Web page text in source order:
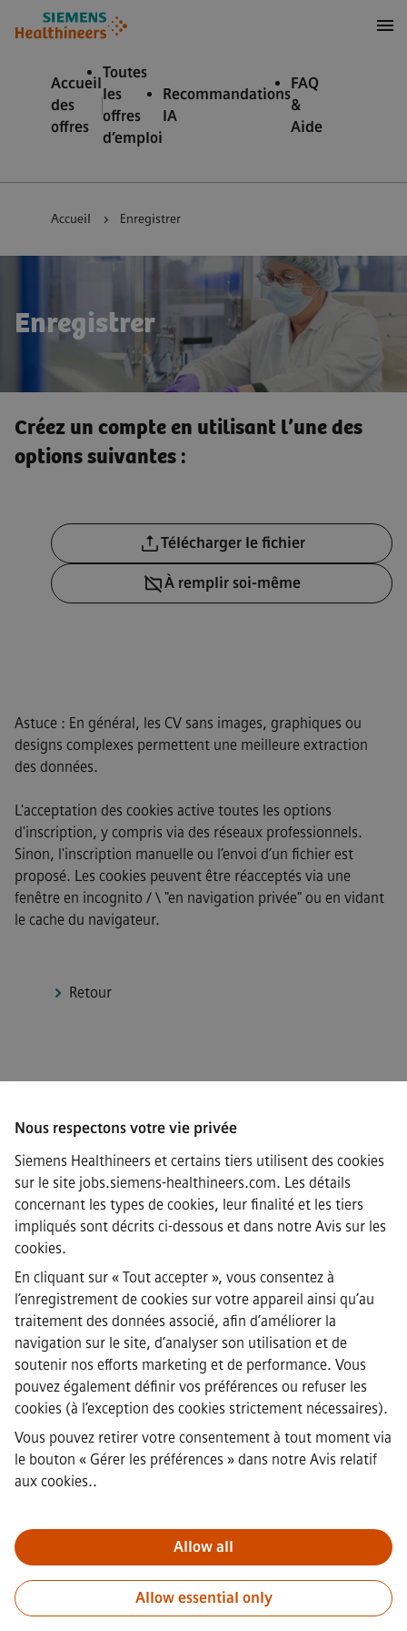
Nous respectons votre vie privée
Siemens Healthineers et certains tiers utilisent des cookies
sur le site jobs.siemens-healthineers.com. Les détails
concernant les types de cookies, leur finalité et les tiers
impliqués sont décrits ci-dessous et dans notre Avis sur les
cookies.
En cliquant sur « Tout accepter », vous consentez à
l’enregistrement de cookies sur votre appareil ainsi qu’au
traitement des données associé, afin d’améliorer la
navigation sur le site, d’analyser son utilisation et de
soutenir nos efforts marketing et de performance. Vous
pouvez également définir vos préférences ou refuser les
cookies (à l’exception des cookies strictement nécessaires).
Vous pouvez retirer votre consentement à tout moment via
le bouton « Gérer les préférences » dans notre Avis relatif
aux cookies..
Allow all
Allow essential only
contenu
pied de page
Accueil
des
offres
Toutes
les
offres
d’emploi
Recommandations
IA
FAQ
&
Aide
Accueil Enregistrer
Enregistrer
Créez un compte en utilisant l’une des
options suivantes :
Télécharger le fichier
Télécharger un fichier CV
À remplir soi-même
Télécharger un CV plus tard
Astuce : En général, les CV sans images, graphiques ou
designs complexes permettent une meilleure extraction
des données.
L'acceptation des cookies active toutes les options
d'inscription, y compris via des réseaux professionnels.
Sinon, l'inscription manuelle ou l’envoi d’un fichier est
proposé. Les cookies peuvent être réacceptés via une
fenêtre en incognito / \ "en navigation privée" ou en vidant
le cache du navigateur.
Retour
Siemens Healthineers AG © 2026
FAQ
·
Avis de confidentialité
·
Avis sur les cookies
·
Conditions d'utilisation
·
Identité numérique
·
Lanceur d’alerte
Note importante :
avant, pendant ou après le processus de candidature. Nous ne
demandons pas non plus de coordonnées bancaires ou
d’embauche. De même, ne téléchargez pas de documents contenus
dans des e-mails semblant provenir d’un recruteur Siemens, sauf si